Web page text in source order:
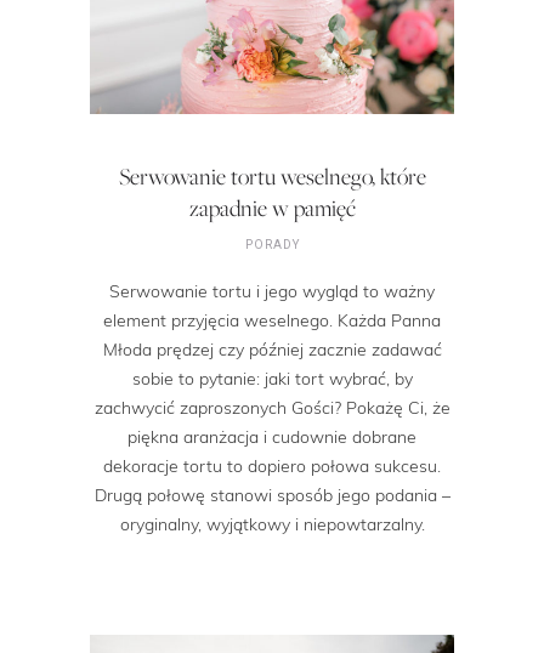
Serwowanie tortu weselnego, które
zapadnie w pamięć
PORADY
Serwowanie tortu i jego wygląd to ważny
element przyjęcia weselnego. Każda Panna
Młoda prędzej czy później zacznie zadawać
sobie to pytanie: jaki tort wybrać, by
zachwycić zaproszonych Gości? Pokażę Ci, że
piękna aranżacja i cudownie dobrane
dekoracje tortu to dopiero połowa sukcesu.
Drugą połowę stanowi sposób jego podania –
oryginalny, wyjątkowy i niepowtarzalny.